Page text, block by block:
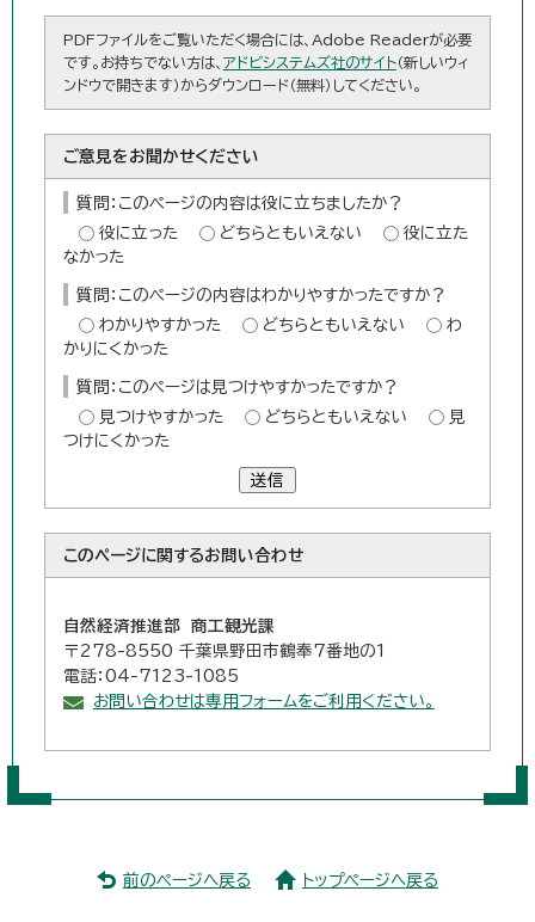
PDFファイルをご覧いただく場合には、Adobe Readerが必要
です。お持ちでない方は、 アドビシステムズ社のサイト（新しいウィ
ンドウで開きます）からダウンロード（無料）してください。
ご意見をお聞かせください
質問：このページの内容は役に立ちましたか？
役に立った
どちらともいえない
役に立た
なかった
質問：このページの内容はわかりやすかったですか？
わかりやすかった
どちらともいえない
わ
かりにくかった
質問：このページは見つけやすかったですか？
見つけやすかった
どちらともいえない
見
つけにくかった
送信
このページに関するお問い合わせ
自然経済推進部 商工観光課
〒278-8550 千葉県野田市鶴奉7番地の1
電話：04-7123-1085
お問い合わせは専用フォームをご利用ください。
前のページへ戻る トップページへ戻る